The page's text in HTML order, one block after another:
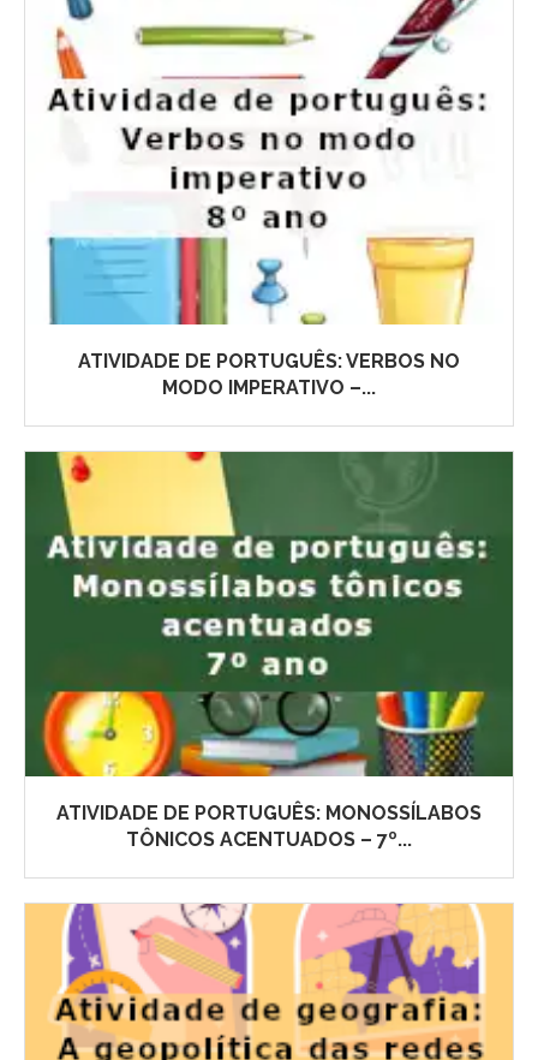
ATIVIDADE DE PORTUGUÊS: VERBOS NO
MODO IMPERATIVO –...
ATIVIDADE DE PORTUGUÊS: MONOSSÍLABOS
TÔNICOS ACENTUADOS – 7º...